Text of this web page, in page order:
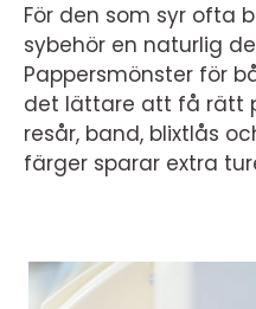
För den som syr ofta
sybehör en naturlig
Pappersmönster för
det lättare att få rätt
resår, band, blixtlås
färger sparar extra